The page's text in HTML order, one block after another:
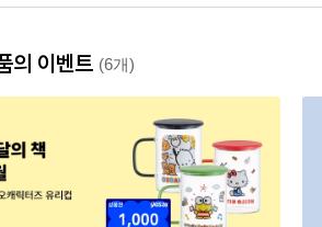
의 이벤트 (6개)